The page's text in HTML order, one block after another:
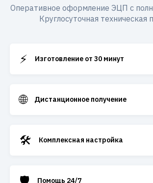
Оперативное оформление ЭЦП с
Круглосуточная техническая
⚡ Изготовление от 30 минут
🌐 Дистанционное получение
🛠️ Комплексная настройка
Помощь 24/7